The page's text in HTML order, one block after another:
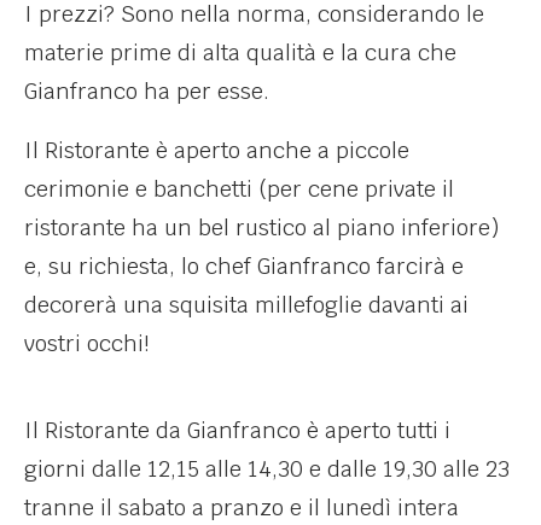
I prezzi? Sono nella norma, considerando le
materie prime di alta qualità e la cura che
Gianfranco ha per esse.
Il Ristorante è aperto anche a piccole
cerimonie e banchetti (per cene private il
ristorante ha un bel rustico al piano inferiore)
e, su richiesta, lo chef Gianfranco farcirà e
decorerà una squisita millefoglie davanti ai
vostri occhi!
Il Ristorante da Gianfranco è aperto tutti i
giorni dalle 12,15 alle 14,30 e dalle 19,30 alle 23
tranne il sabato a pranzo e il lunedì intera